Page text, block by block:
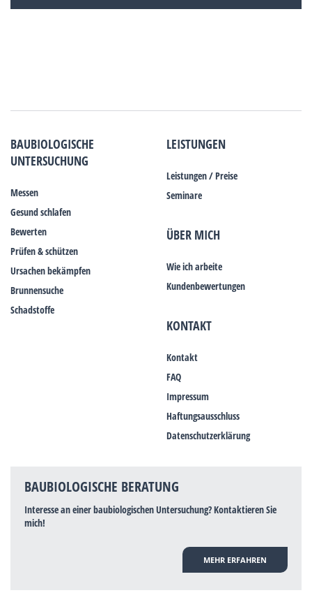
BAUBIOLOGISCHE
UNTERSUCHUNG
Messen
Gesund schlafen
Bewerten
Prüfen & schützen
Ursachen bekämpfen
Brunnensuche
Schadstoffe
LEISTUNGEN
Leistungen / Preise
Seminare
ÜBER MICH
Wie ich arbeite
Kundenbewertungen
KONTAKT
Kontakt
FAQ
Impressum
Haftungsausschluss
Datenschutzerklärung
BAUBIOLOGISCHE BERATUNG
Interesse an einer baubiologischen Untersuchung? Kontaktieren Sie
mich!
MEHR ERFAHREN